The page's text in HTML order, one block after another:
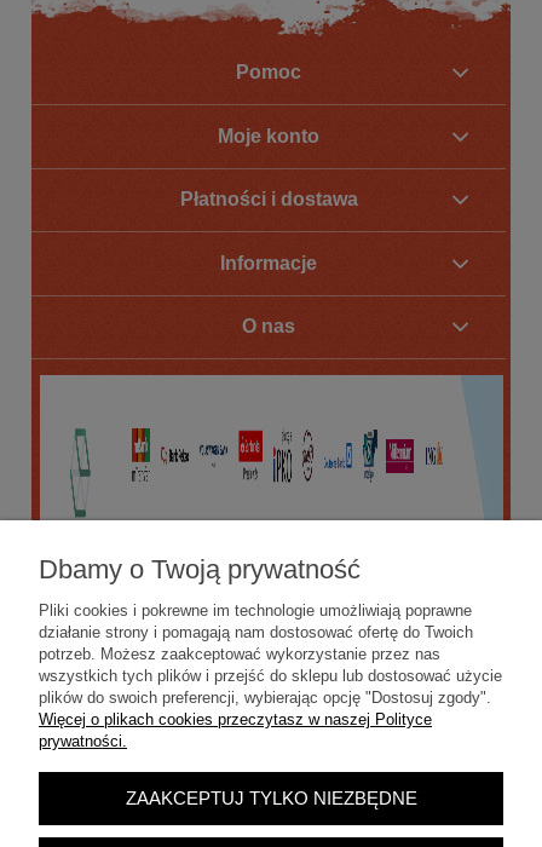
Pomoc
Moje konto
Płatności i dostawa
Informacje
O nas
POKAŻ PEŁNĄ WERSJĘ STRONY
Sklep internetowy Shoper.pl
Dbamy o Twoją prywatność
Pliki cookies i pokrewne im technologie umożliwiają poprawne
działanie strony i pomagają nam dostosować ofertę do Twoich
potrzeb. Możesz zaakceptować wykorzystanie przez nas
wszystkich tych plików i przejść do sklepu lub dostosować użycie
plików do swoich preferencji, wybierając opcję "Dostosuj zgody".
Więcej o plikach cookies przeczytasz w naszej Polityce
prywatności.
ZAAKCEPTUJ TYLKO NIEZBĘDNE